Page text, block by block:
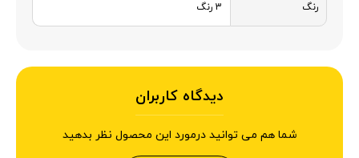
رنگ 3 رنگ
دیدگاه کاربران
شما هم می توانید درمورد این محصول نظر بدهید